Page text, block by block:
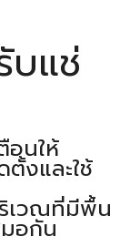
บแช่
อนให้
งและใช้
เวณที่มีพื้น
อกัน